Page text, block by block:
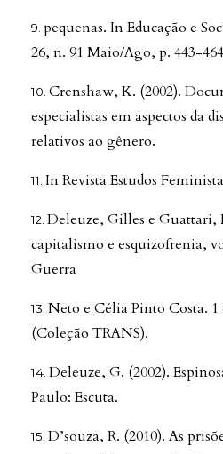
pequenas. In Educação e
26, n. 91 Maio/Ago, p. 443-
Crenshaw, K. (2002).
especialistas em aspectos da
relativos ao gênero.
In Revista Estudos
Deleuze, Gilles e Guattari,
capitalismo e esquizofrenia,
Guerra
Neto e Célia Pinto Costa. 1
(Coleção TRANS).
Deleuze, G. (2002).
Paulo: Escuta.
D’souza, R. (2010). As